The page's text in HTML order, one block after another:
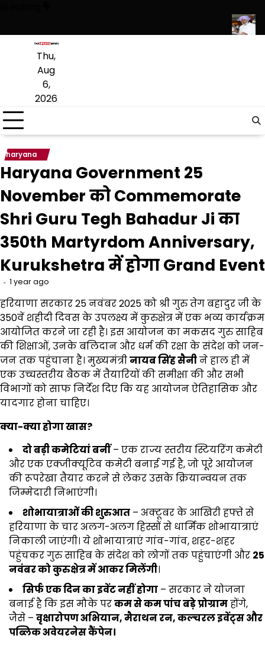
content
Thu,
Aug
6,
2026
haryana
Haryana Government 25
November को Commemorate
Shri Guru Tegh Bahadur Ji का
350th Martyrdom Anniversary,
Kurukshetra में होगा Grand Event
1 year ago
हरियाणा सरकार 25 नवंबर 2025 को श्री गुरु तेग बहादुर जी के
350वें शहीदी दिवस के उपलक्ष्य में कुरुक्षेत्र में एक भव्य कार्यक्रम
आयोजित करने जा रही है। इस आयोजन का मकसद गुरु साहिब
की शिक्षाओं, उनके बलिदान और धर्म की रक्षा के संदेश को जन-
जन तक पहुंचाना है। मुख्यमंत्रीनायब सिंह सैनीने हाल ही में
एक उच्चस्तरीय बैठक में तैयारियों की समीक्षा की और सभी
विभागों को साफ निर्देश दिए कि यह आयोजन ऐतिहासिक और
यादगार होना चाहिए।
क्या-क्या होगा खास?
दो बड़ी कमेटियां बनीं– एक राज्य स्तरीय स्टियरिंग कमेटी
और एक एक्जीक्यूटिव कमेटी बनाई गई है, जो पूरे आयोजन
की रूपरेखा तैयार करने से लेकर उसके क्रियान्वयन तक
जिम्मेदारी निभाएंगी।
शोभायात्राओं की शुरुआत – अक्टूबर के आखिरी हफ्ते से
हरियाणा के चार अलग-अलग हिस्सों से धार्मिक शोभायात्राएं
निकाली जाएंगी। ये शोभायात्राएं गांव-गांव, शहर-शहर
पहुंचकर गुरु साहिब के संदेश को लोगों तक पहुंचाएंगी और 25
नवंबर को कुरुक्षेत्र में आकर मिलेंगी।
सिर्फ एक दिन का इवेंट नहीं होगा – सरकार ने योजना
बनाई है कि इस मौके परकम से कम पांच बड़े प्रोग्रामहोंगे,
जैसे – वृक्षारोपण अभियान,मैराथन रन,कल्चरल इवेंट्स और
पब्लिक अवेयरनेस कैंपेन।